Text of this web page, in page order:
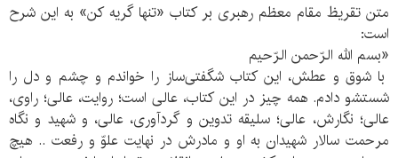
متن تقریظ مقام معظم رهبری بر کتاب «تنها گریه کن» به این شرح
است:
«بسم الله الرّحمن الرّحیم
با شوق و عطش، این کتاب شگفتی‌ساز را خواندم و چشم و دل را
شستشو دادم. همه چیز در این کتاب، عالی است؛ روایت، عالی؛ راوی،
عالی؛ نگارش، عالی؛ سلیقه‌ تدوین و گردآوری، عالی، و شهید و نگاه
مرحمت سالار شهیدان به او و مادرش در نهایت علوّ و رفعت .. هیچ